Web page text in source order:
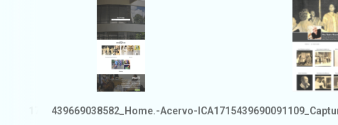
1715439669038582_Home.-Acervo-ICA